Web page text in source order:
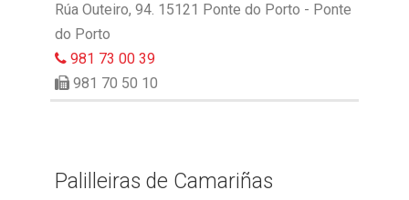
Rúa Outeiro, 94. 15121 Ponte do Porto - Ponte
do Porto
981 73 00 39
981 70 50 10
Palilleiras de Camariñas